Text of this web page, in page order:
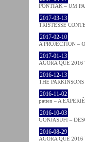
PONTIAK – UM
2017-03-13
TRISTESSE
2017-02-10
A PROJECTION –
2017-01-13
AGORA QUE
2016-12-13
THE
2016-11-02
patten – A
2016-10-03
GONJASUFI –
2016-08-29
AGORA QUE